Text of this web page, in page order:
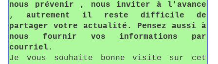
nous prévenir , nous inviter à l'avance
, autrement il reste difficile de
partager votre actualité. Pensez aussi à
nous fournir vos informations par
courriel.
Je vous souhaite bonne visite sur cet